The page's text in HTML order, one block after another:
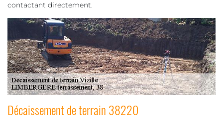
contactant directement.
Décaissement de terrain 38220